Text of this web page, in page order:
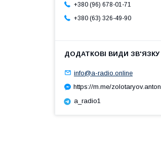
+380 (96) 678-01-71
+380 (63) 326-49-90
info@a-radio.online
https://m.me/zolotaryov.anton
a_radio1